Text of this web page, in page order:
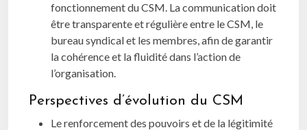
fonctionnement du CSM. La communication doit
être transparente et régulière entre le CSM, le
bureau syndical et les membres, afin de garantir
la cohérence et la fluidité dans l’action de
l’organisation.
Perspectives d’évolution du CSM
Le renforcement des pouvoirs et de la légitimité